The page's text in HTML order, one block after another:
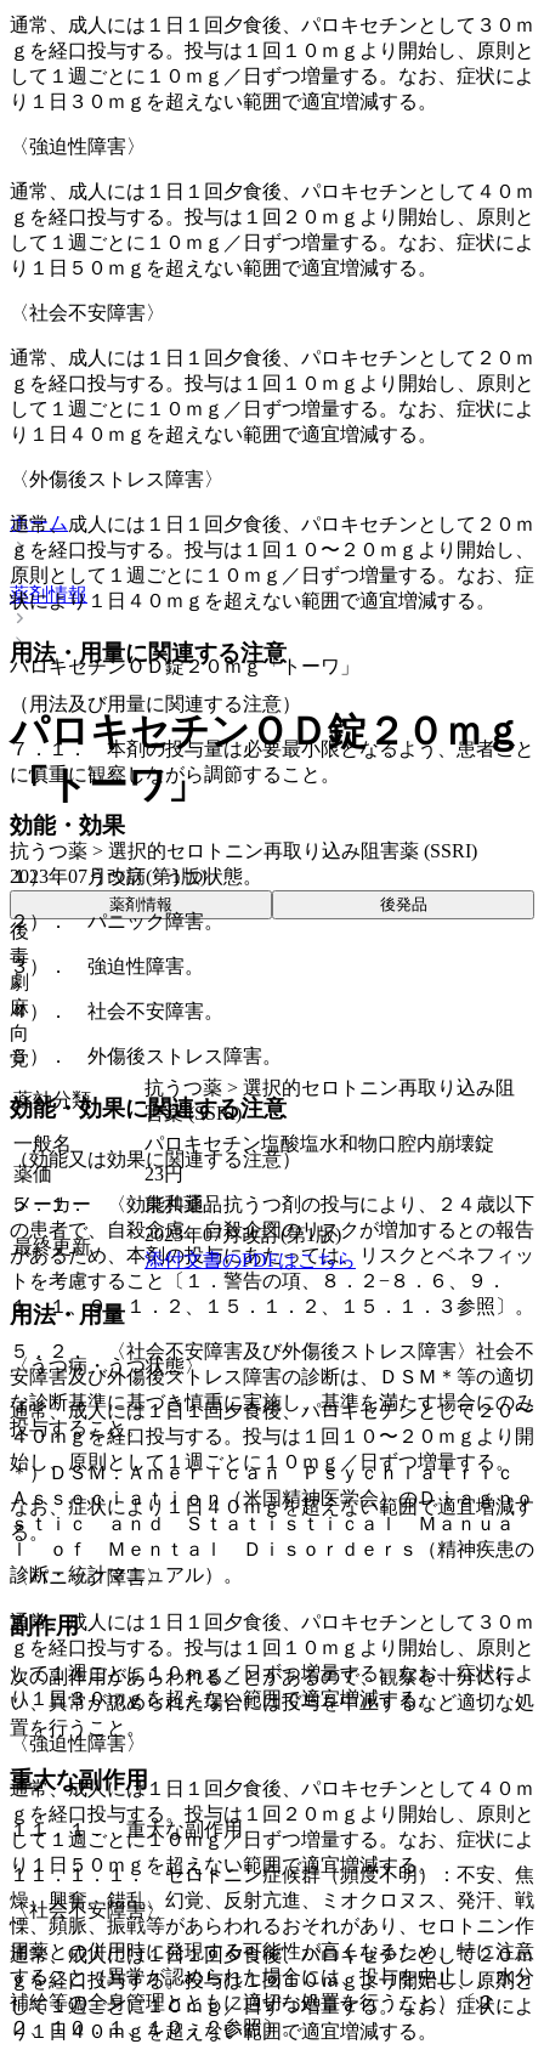
通常、成人には１日１回夕食後、パロキセチンとして３０ｍ
ｇを経口投与する。投与は１回１０ｍｇより開始し、原則と
して１週ごとに１０ｍｇ／日ずつ増量する。なお、症状によ
り１日３０ｍｇを超えない範囲で適宜増減する。
〈強迫性障害〉
通常、成人には１日１回夕食後、パロキセチンとして４０ｍ
ｇを経口投与する。投与は１回２０ｍｇより開始し、原則と
して１週ごとに１０ｍｇ／日ずつ増量する。なお、症状によ
り１日５０ｍｇを超えない範囲で適宜増減する。
〈社会不安障害〉
通常、成人には１日１回夕食後、パロキセチンとして２０ｍ
ｇを経口投与する。投与は１回１０ｍｇより開始し、原則と
して１週ごとに１０ｍｇ／日ずつ増量する。なお、症状によ
り１日４０ｍｇを超えない範囲で適宜増減する。
〈外傷後ストレス障害〉
通常、成人には１日１回夕食後、パロキセチンとして２０ｍ
ｇを経口投与する。投与は１回１０〜２０ｍｇより開始し、
原則として１週ごとに１０ｍｇ／日ずつ増量する。なお、症
状により１日４０ｍｇを超えない範囲で適宜増減する。
用法・用量に関連する注意
（用法及び用量に関連する注意）
７．１． 本剤の投与量は必要最小限となるよう、患者ごと
に慎重に観察しながら調節すること。
効能・効果
１）． うつ病・うつ状態。
２）． パニック障害。
３）． 強迫性障害。
４）． 社会不安障害。
５）． 外傷後ストレス障害。
効能・効果に関連する注意
（効能又は効果に関連する注意）
５．１． 〈効能共通〉抗うつ剤の投与により、２４歳以下
の患者で、自殺念慮、自殺企図のリスクが増加するとの報告
があるため、本剤の投与にあたっては、リスクとベネフィッ
トを考慮すること〔１．警告の項、８．２−８．６、９．
１．１、９．１．２、１５．１．２、１５．１．３参照〕。
５．２． 〈社会不安障害及び外傷後ストレス障害〉社会不
安障害及び外傷後ストレス障害の診断は、ＤＳＭ＊等の適切
な診断基準に基づき慎重に実施し、基準を満たす場合にのみ
投与すること。
＊）ＤＳＭ：Ａｍｅｒｉｃａｎ Ｐｓｙｃｈｉａｔｒｉｃ
Ａｓｓｏｃｉａｔｉｏｎ（米国精神医学会）のＤｉａｇｎｏ
ｓｔｉｃ ａｎｄ Ｓｔａｔｉｓｔｉｃａｌ Ｍａｎｕａ
ｌ ｏｆ Ｍｅｎｔａｌ Ｄｉｓｏｒｄｅｒｓ（精神疾患の
診断・統計マニュアル）。
副作用
次の副作用があらわれることがあるので、観察を十分に行
い、異常が認められた場合には投与を中止するなど適切な処
置を行うこと。
重大な副作用
１１．１． 重大な副作用
１１．１．１． セロトニン症候群（頻度不明）：不安、焦
燥、興奮、錯乱、幻覚、反射亢進、ミオクロヌス、発汗、戦
慄、頻脈、振戦等があらわれるおそれがあり、セロトニン作
用薬との併用時に発現する可能性が高くなるため、特に注意
すること（異常が認められた場合には、投与を中止し、水分
補給等の全身管理とともに適切な処置を行うこと）〔２．
２、１０．１、１０．２参照〕。
ホーム
薬剤情報
パロキセチンＯＤ錠２０ｍｇ「トーワ」
パロキセチンＯＤ錠２０ｍｇ
「トーワ」
抗うつ薬 > 選択的セロトニン再取り込み阻害薬 (SSRI)
2023年07月改訂(第1版)
薬剤情報 後発品
後
毒
劇
麻
向
覚
薬効分類
抗うつ薬 > 選択的セロトニン再取り込み阻
害薬 (SSRI)
一般名
パロキセチン塩酸塩水和物口腔内崩壊錠
薬価
23円
メーカー
東和薬品
最終更新
2023年07月改訂(第1版)
添付文書のPDFはこちら
用法・用量
〈うつ病・うつ状態〉
通常、成人には１日１回夕食後、パロキセチンとして２０〜
４０ｍｇを経口投与する。投与は１回１０〜２０ｍｇより開
始し、原則として１週ごとに１０ｍｇ／日ずつ増量する。
なお、症状により１日４０ｍｇを超えない範囲で適宜増減す
る。
〈パニック障害〉
通常、成人には１日１回夕食後、パロキセチンとして３０ｍ
ｇを経口投与する。投与は１回１０ｍｇより開始し、原則と
して１週ごとに１０ｍｇ／日ずつ増量する。なお、症状によ
り１日３０ｍｇを超えない範囲で適宜増減する。
〈強迫性障害〉
通常、成人には１日１回夕食後、パロキセチンとして４０ｍ
ｇを経口投与する。投与は１回２０ｍｇより開始し、原則と
して１週ごとに１０ｍｇ／日ずつ増量する。なお、症状によ
り１日５０ｍｇを超えない範囲で適宜増減する。
〈社会不安障害〉
通常、成人には１日１回夕食後、パロキセチンとして２０ｍ
ｇを経口投与する。投与は１回１０ｍｇより開始し、原則と
して１週ごとに１０ｍｇ／日ずつ増量する。なお、症状によ
り１日４０ｍｇを超えない範囲で適宜増減する。